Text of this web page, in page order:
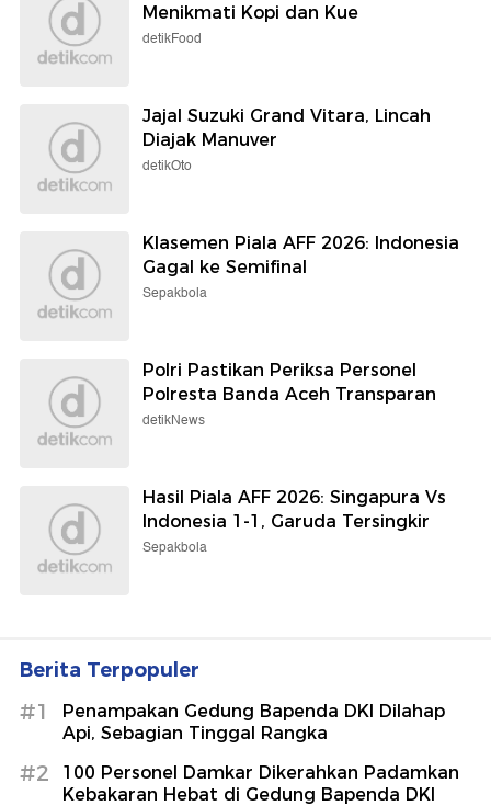
Menikmati Kopi dan Kue
detikFood
Jajal Suzuki Grand Vitara, Lincah
Diajak Manuver
detikOto
Klasemen Piala AFF 2026: Indonesia
Gagal ke Semifinal
Sepakbola
Polri Pastikan Periksa Personel
Polresta Banda Aceh Transparan
detikNews
Hasil Piala AFF 2026: Singapura Vs
Indonesia 1-1, Garuda Tersingkir
Sepakbola
Berita Terpopuler
#1
Penampakan Gedung Bapenda DKI Dilahap
Api, Sebagian Tinggal Rangka
#2
100 Personel Damkar Dikerahkan Padamkan
Kebakaran Hebat di Gedung Bapenda DKI